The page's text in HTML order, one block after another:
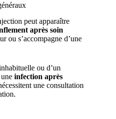
peut apparaître
après soin
ou s’accompagne d’une
ou d’un
infection après
une consultation